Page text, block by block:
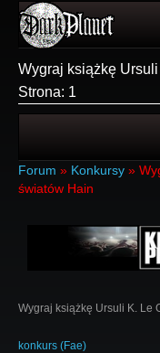
Użytkownicy
Galeria
Więcej
Wygraj książkę
Strona: 1
Ostatnie tematy
Forum » Konkursy »
światów Hain
Wygraj książkę Ursuli K. Le
konkurs (Fae)